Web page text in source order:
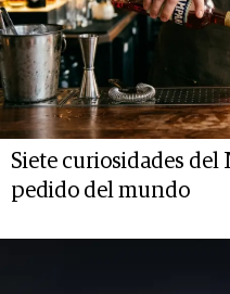
Siete curiosidades del
pedido del mundo